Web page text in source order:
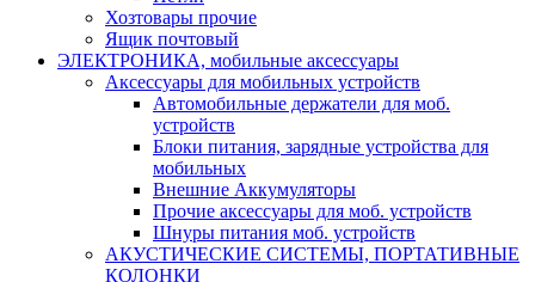
Хозтовары прочие
Ящик почтовый
ЭЛЕКТРОНИКА, мобильные аксессуары
Аксессуары для мобильных устройств
Автомобильные держатели для моб.
устройств
Блоки питания, зарядные устройства для
мобильных
Внешние Аккумуляторы
Прочие аксессуары для моб. устройств
Шнуры питания моб. устройств
АКУСТИЧЕСКИЕ СИСТЕМЫ, ПОРТАТИВНЫЕ
КОЛОНКИ